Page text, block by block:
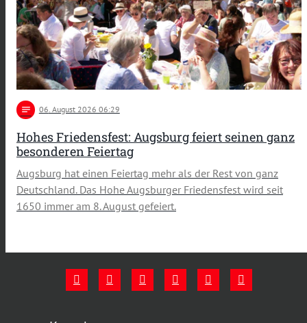
notes 06. August 2026 06:29
Hohes Friedensfest: Augsburg feiert seinen ganz
besonderen Feiertag
Augsburg hat einen Feiertag mehr als der Rest von ganz
Deutschland. Das Hohe Augsburger Friedensfest wird seit
1650 immer am 8. August gefeiert.